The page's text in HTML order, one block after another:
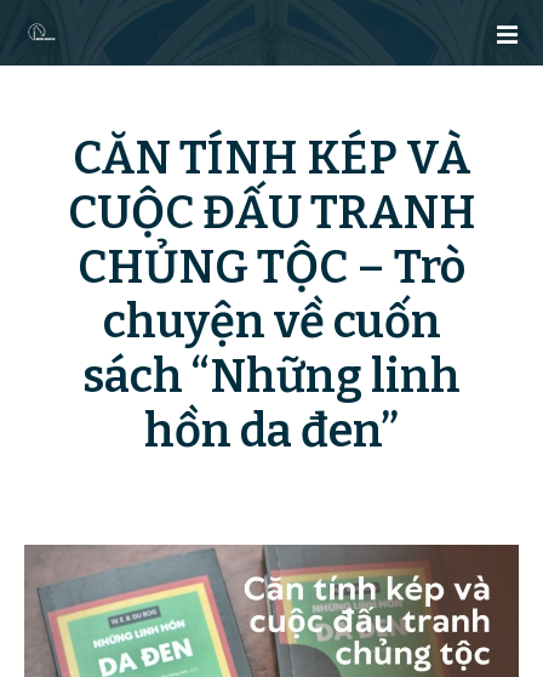
u
CĂN TÍNH KÉP VÀ
CUỘC ĐẤU TRANH
CHỦNG TỘC – Trò
chuyện về cuốn
sách “Những linh
hồn da đen”